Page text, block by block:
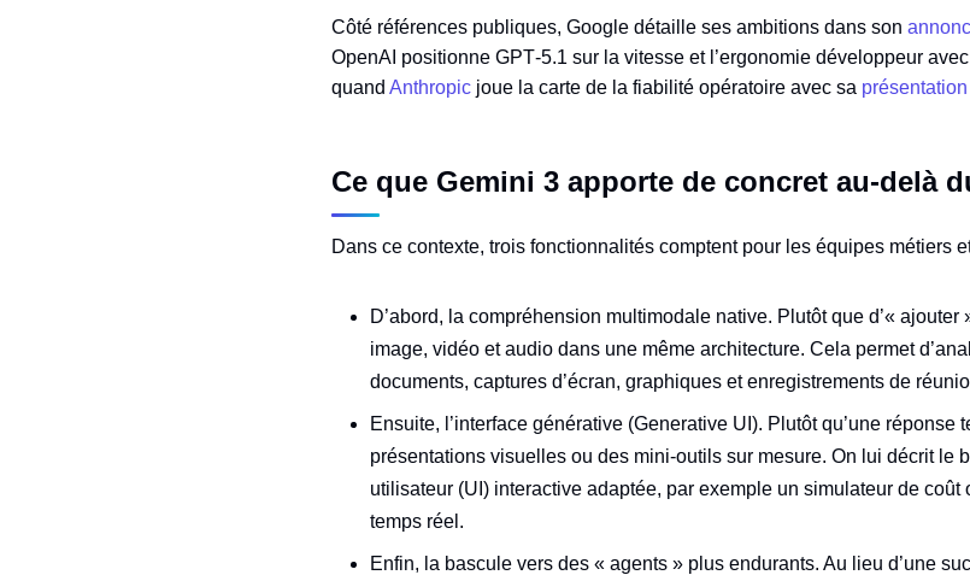
Côté références publiques, Google détaille ses ambitions dans son
OpenAI positionne GPT‑5.1 sur la vitesse et l’ergonomie développeur
quand Anthropic joue la carte de la fiabilité opératoire avec sa
Ce que Gemini 3 apporte de concret au-delà
Dans ce contexte, trois fonctionnalités comptent pour les équipes métiers
D’abord, la compréhension multimodale native. Plutôt que d’«
image, vidéo et audio dans une même architecture. Cela permet
documents, captures d’écran, graphiques et enregistrements de
Ensuite, l’interface générative (Generative UI). Plutôt qu’une réponse
présentations visuelles ou des mini‑outils sur mesure. On lui décrit le
utilisateur (UI) interactive adaptée, par exemple un simulateur de
temps réel.
Enfin, la bascule vers des « agents » plus endurants. Au lieu d’une